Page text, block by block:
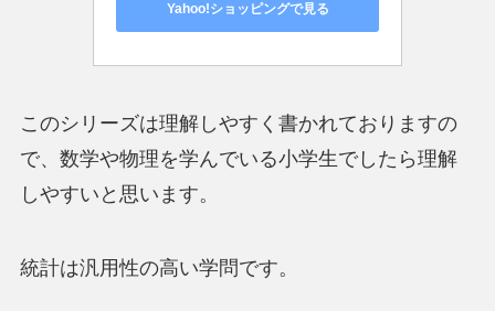
Yahoo!ショッピングで見る
このシリーズは理解しやすく書かれておりますの
で、数学や物理を学んでいる小学生でしたら理解
しやすいと思います。
統計は汎用性の高い学問です。